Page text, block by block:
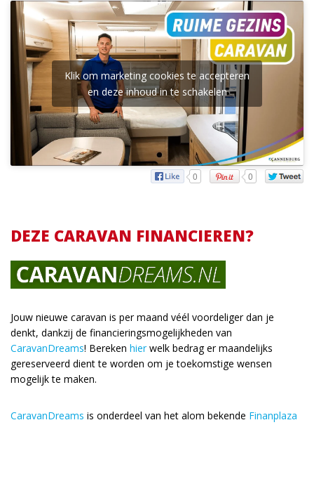
Klik om marketing cookies te accepteren
en deze inhoud in te schakelen
0 0
DEZE CARAVAN FINANCIEREN?
Jouw nieuwe caravan is per maand véél voordeliger dan je
denkt, dankzij de financieringsmogelijkheden van
CaravanDreams! Bereken hierwelk bedrag er maandelijks
gereserveerd dient te worden om je toekomstige wensen
mogelijk te maken.
CaravanDreams is onderdeel van het alom bekende Finanplaza